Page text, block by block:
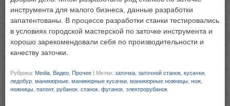
инструмента для малого бизнеса, данные разработки
запатентованы. В процессе разработки станки тестировались
в условиях городской мастерской по заточке инструмента и
хорошо зарекомендовали себя по производительности и
качеству заточки.
Рубрика: Media Видео Прочее | Метки: заточка заточной станок кусачки
ледобур маникюрные маникюрные кусачки маникюрные ножницы нож
ножницы патент, рубанок станок фуганок электрорубанок